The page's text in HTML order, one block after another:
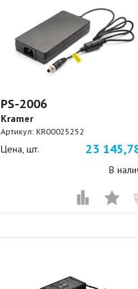
PS-2006
Kramer
Артикул: KR00025252
Цена, шт. 23
В